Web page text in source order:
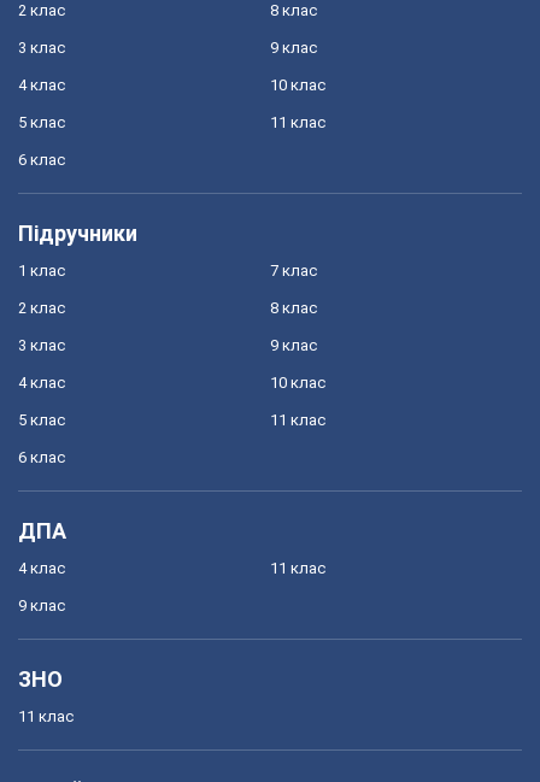
2 клас
3 клас
4 клас
5 клас
6 клас
8 клас
9 клас
10 клас
11 клас
Підручники
1 клас
2 клас
3 клас
4 клас
5 клас
6 клас
7 клас
8 клас
9 клас
10 клас
11 клас
ДПА
4 клас
9 клас
11 клас
ЗНО
11 клас